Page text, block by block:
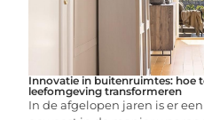
Innovatie in buitenruimtes: hoe
leefomgeving transformeren
In de afgelopen jaren is er